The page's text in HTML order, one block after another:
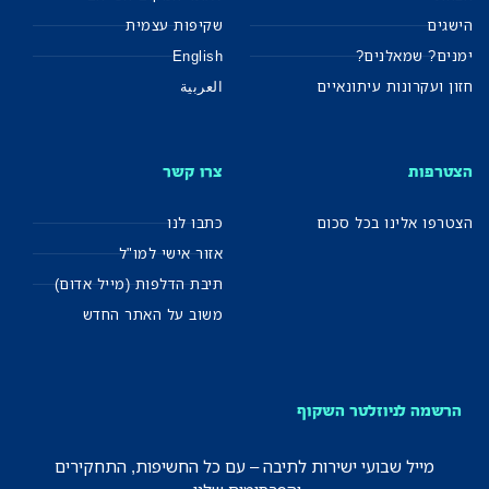
הישגים
ימנים? שמאלנים?
חזון ועקרונות עיתונאיים
שקיפות עצמית
English
العربية
הצטרפות
הצטרפו אלינו בכל סכום
צרו קשר
כתבו לנו
אזור אישי למו"ל
תיבת הדלפות (מייל אדום)
משוב על האתר החדש
הרשמה לניוזלטר השקוף
מייל שבועי ישירות לתיבה – עם כל החשיפות, התחקירים